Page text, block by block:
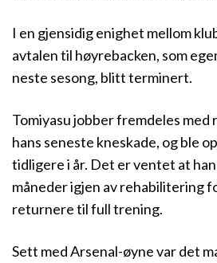
I en gjensidig enighet mellom
avtalen til høyrebacken, som
neste sesong, blitt terminert.
Tomiyasu jobber fremdeles
hans seneste kneskade, og ble
tidligere i år. Det er ventet at
måneder igjen av rehabilitering
returnere til full trening.
Sett med Arsenal-øyne var det